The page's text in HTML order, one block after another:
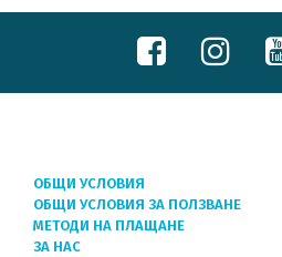
ОБЩИ УСЛОВИЯ
ОБЩИ УСЛОВИЯ ЗА ПОЛЗВАНЕ
МЕТОДИ НА ПЛАЩАНЕ
ЗА НАС